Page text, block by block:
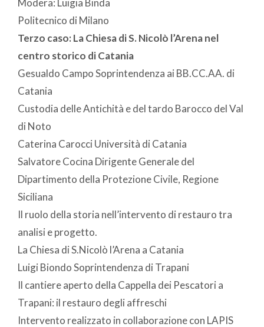
Modera: Luigia Binda
Politecnico di Milano
Terzo caso: La Chiesa di S. Nicolò l’Arena nel
centro storico di Catania
Gesualdo Campo Soprintendenza ai BB.CC.AA. di
Catania
Custodia delle Antichità e del tardo Barocco del Val
di Noto
Caterina Carocci Università di Catania
Salvatore Cocina Dirigente Generale del
Dipartimento della Protezione Civile, Regione
Siciliana
Il ruolo della storia nell’intervento di restauro tra
analisi e progetto.
La Chiesa di S.Nicolò l’Arena a Catania
Luigi Biondo Soprintendenza di Trapani
Il cantiere aperto della Cappella dei Pescatori a
Trapani: il restauro degli affreschi
Intervento realizzato in collaborazione con LAPIS